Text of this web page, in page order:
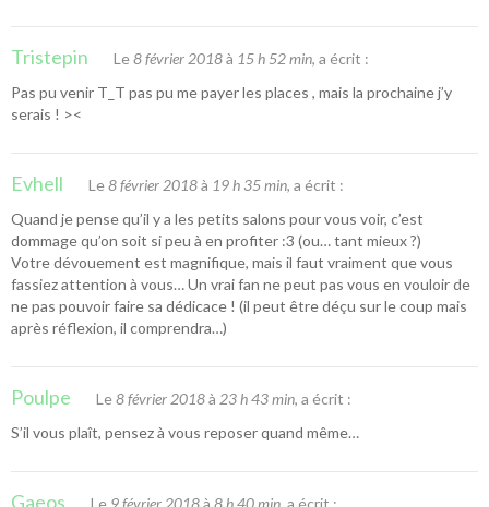
Tristepin Le8 février 2018à 15 h 52 min, a écrit :
Pas pu venir T_T pas pu me payer les places , mais la prochaine j’y
serais ! ><
Evhell Le8 février 2018à 19 h 35 min, a écrit :
Quand je pense qu’il y a les petits salons pour vous voir, c’est
dommage qu’on soit si peu à en profiter :3 (ou… tant mieux ?)
Votre dévouement est magnifique, mais il faut vraiment que vous
fassiez attention à vous… Un vrai fan ne peut pas vous en vouloir de
ne pas pouvoir faire sa dédicace ! (il peut être déçu sur le coup mais
après réflexion, il comprendra…)
Poulpe Le8 février 2018à 23 h 43 min, a écrit :
S’il vous plaît, pensez à vous reposer quand même…
Gaeos